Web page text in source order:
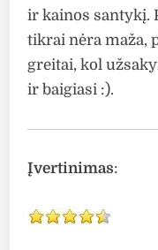
ir kainos santykį.
tikrai nėra maža,
greitai, kol
ir baigiasi :).
Įvertinimas: